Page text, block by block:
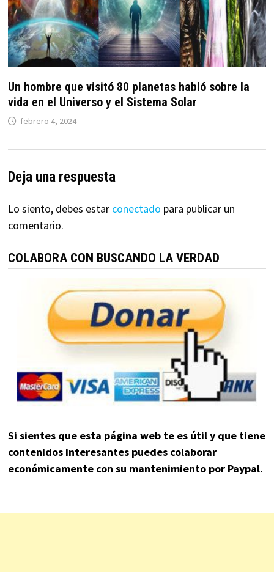
Un hombre que visitó 80 planetas habló sobre la
vida en el Universo y el Sistema Solar
febrero 4, 2024
Deja una respuesta
Lo siento, debes estar conectado para publicar un
comentario.
COLABORA CON BUSCANDO LA VERDAD
Si sientes que esta página web te es útil y que tiene
contenidos interesantes puedes colaborar
económicamente con su mantenimiento por Paypal.